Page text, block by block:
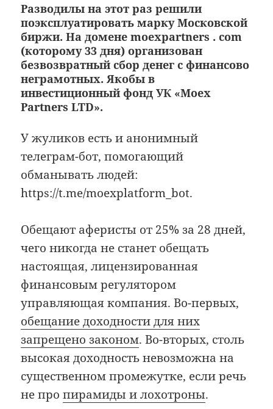
Разводилы на этот раз решили
поэксплуатировать марку Московской
биржи. На домене moexpartners . com
(которому 33 дня) организован
безвозвратный сбор денег с финансово
неграмотных. Якобы в
инвестиционный фонд УК «Moex
Partners LTD».
У жуликов есть и анонимный
телеграм-бот, помогающий
обманывать людей:
https://t.me/moexplatform_bot.
Обещают аферисты от 25% за 28 дней,
чего никогда не станет обещать
настоящая, лицензированная
финансовым регулятором
управляющая компания. Во-первых,
обещание доходности для них
запрещено законом. Во-вторых, столь
высокая доходность невозможна на
существенном промежутке, если речь
не пропирамиды и лохотроны.